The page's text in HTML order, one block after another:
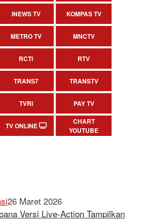
INEWS TV KOMPAS TV
METRO TV MNCTV
RCTI RTV
TRANS7 TRANSTV
TVRI PAY TV
TV ONLINE
CHART
YOUTUBE
26 Maret 2026
Versi Live-Action Tampilkan